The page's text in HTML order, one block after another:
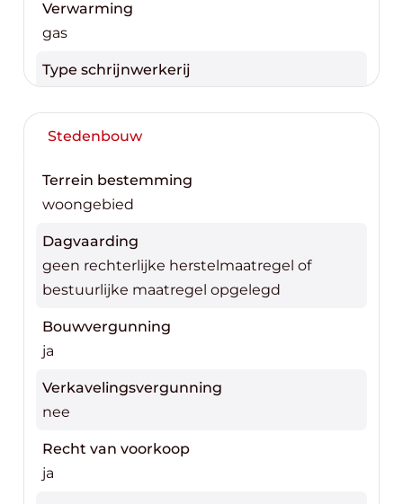
Verwarming
gas
Type schrijnwerkerij
Stedenbouw
Terrein bestemming
woongebied
Dagvaarding
geen rechterlijke herstelmaatregel of
bestuurlijke maatregel opgelegd
Bouwvergunning
ja
Verkavelingsvergunning
nee
Recht van voorkoop
ja